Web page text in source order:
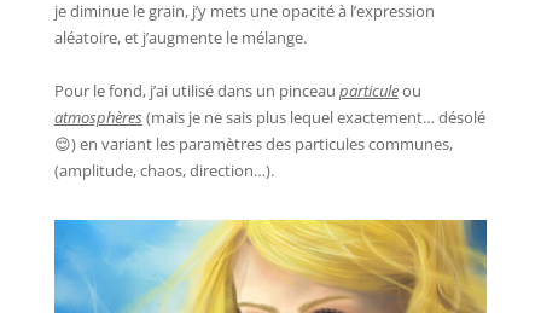
je diminue le grain, j’y mets une opacité à l’expression
aléatoire, et j’augmente le mélange.
Pour le fond, j’ai utilisé dans un pinceau particuleou
atmosphères (mais je ne sais plus lequel exactement… désolé
😌) en variant les paramètres des particules communes,
(amplitude, chaos, direction…).